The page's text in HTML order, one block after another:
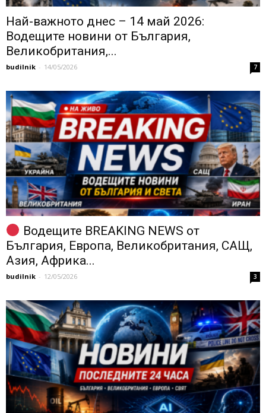
Най-важното днес – 14 май 2026:
Водещите новини от България,
Великобритания,...
budilnik - 14/05/2026 7
Водещите BREAKING NEWS от
България, Европа, Великобритания, САЩ,
Азия, Африка...
budilnik - 12/05/2026 3